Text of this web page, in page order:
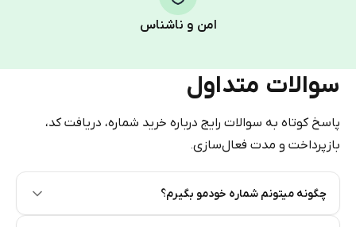
امن و ناشناس
سوالات متداول
پاسخ کوتاه به سوالات رایج درباره خرید شماره، دریافت کد،
بازپرداخت و مدت فعال‌سازی.
چگونه میتونم شماره خودمو بگیرم؟
Pay with Telegram Stars